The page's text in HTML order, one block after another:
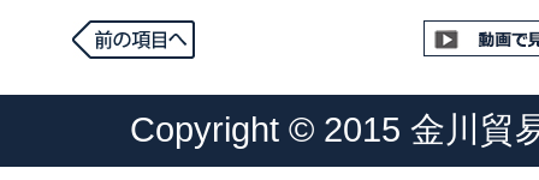
Copyright © 2015 金川貿